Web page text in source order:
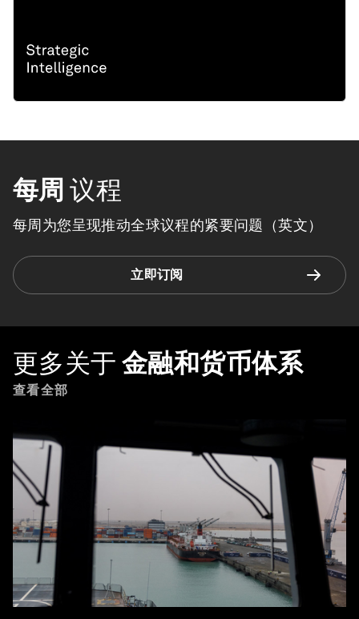
每周 议程
每周为您呈现推动全球议程的紧要问题（英文）
立即订阅
更多关于 金融和货币体系
查看全部